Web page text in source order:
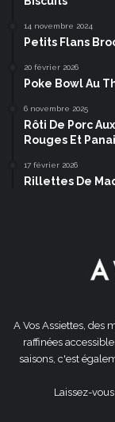
14 novembre 2024
Petits Flans
20 février 2026
Poke Bowl Au
6 novembre 2025
Rôti De Porc
Rouges Et
17 février 2026
Rillettes De
A Vos Assiettes, des
raffinées
saisons, c'est
Laissez-